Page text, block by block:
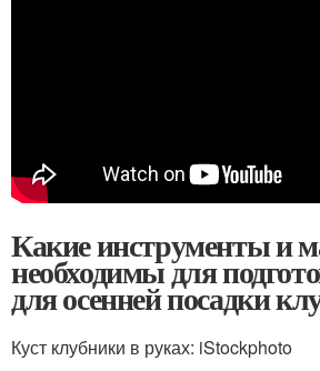
Какие инструменты и
необходимы для
для осенней посадки
Куст клубники в руках: iStockphoto